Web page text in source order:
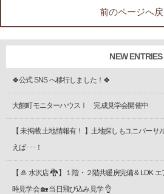
前のページへ
NEW ENTRIES
🍀公式 SNS へ移行しました！🍀
大館町モニターハウスⅠ 完成見学会開催中
【 未掲載 土地情報有！ 】土地探しもユニバー
えば･･･！
【 🎍 水沢店 🐉 】１階・２階共暖房完備 & LDK
時見学会 🏡 当日飛び込み見学 👌